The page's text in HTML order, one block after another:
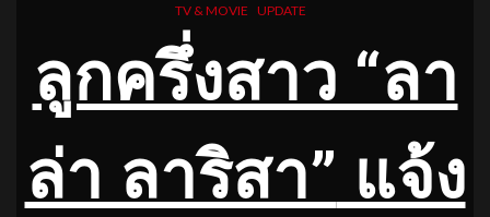
TV & MOVIE UPDATE
ลูกครึ่งสาว “ลา
ล่า ลาริสา” แจ้ง